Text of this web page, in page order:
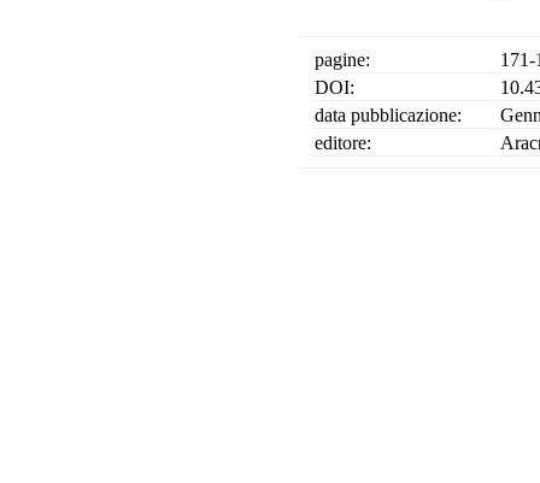
pagine:
171-
DOI:
data pubblicazione:
editore: